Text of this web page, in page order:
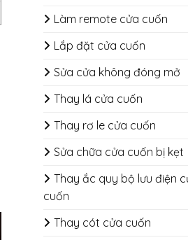
​​​​​​​Làm remote cửa cuốn
Lắp đặt cửa cuốn
Sửa cửa không đóng mở
Thay lá cửa cuốn
Thay rơ le cửa cuốn
Sửa chữa cửa cuốn bị kẹt
Thay ắc quy bộ lưu điện
cuốn
Thay cót cửa cuốn